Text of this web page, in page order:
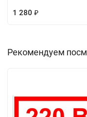
1 280 ₽
Рекомендуем